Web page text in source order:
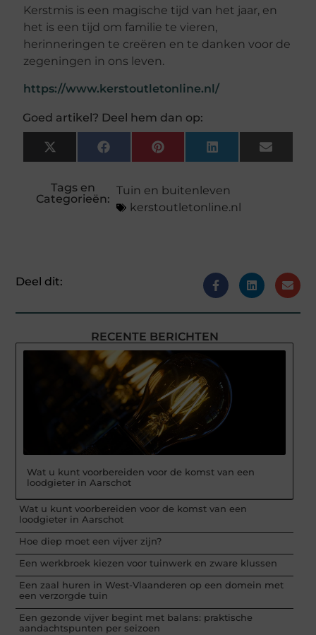
Kerstmis is een magische tijd van het jaar, en
het is een tijd om familie te vieren,
herinneringen te creëren en te danken voor de
zegeningen in ons leven.
https://www.kerstoutletonline.nl/
Goed artikel? Deel hem dan op:
X
(Twitter)
FacebookPinterestLinkedInEmail
Tags en
Categorieën:
Tuin en buitenleven
kerstoutletonline.nl
Deel dit:
RECENTE BERICHTEN
Wat u kunt voorbereiden voor de komst van een
loodgieter in Aarschot
Wat u kunt voorbereiden voor de komst van een
loodgieter in Aarschot
Hoe diep moet een vijver zijn?
Een werkbroek kiezen voor tuinwerk en zware klussen
Een zaal huren in West-Vlaanderen op een domein met
een verzorgde tuin
Een gezonde vijver begint met balans: praktische
aandachtspunten per seizoen